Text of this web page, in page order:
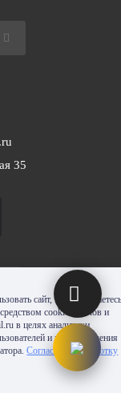
35
Копирование
сайт, Вы
cookie-файлов и
в целях аналитики
и предоставления
Согласие на обработку